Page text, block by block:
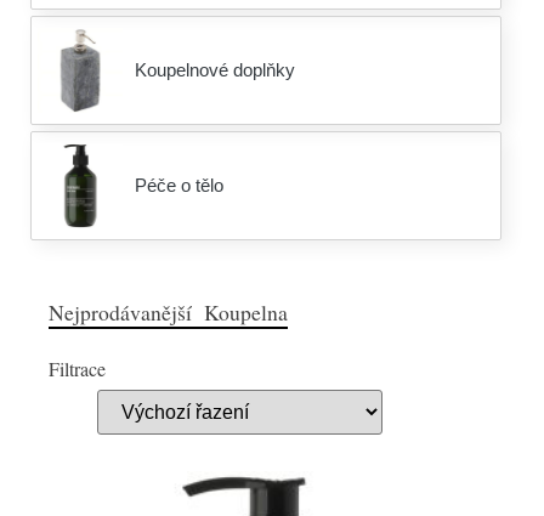
Koupelnové doplňky
Péče o tělo
Nejprodávanější Koupelna
Filtrace